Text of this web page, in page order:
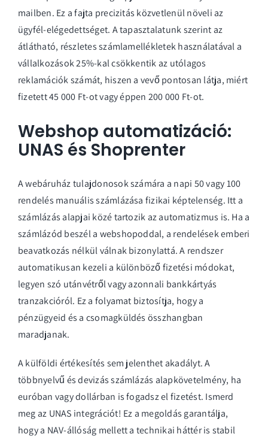
mailben. Ez a fajta precizitás közvetlenül növeli az
ügyfél-elégedettséget. A tapasztalatunk szerint az
átlátható, részletes számlamellékletek használatával a
vállalkozások 25%-kal csökkentik az utólagos
reklamációk számát, hiszen a vevő pontosan látja, miért
fizetett 45 000 Ft-ot vagy éppen 200 000 Ft-ot.
Webshop automatizáció:
UNAS és Shoprenter
A webáruház tulajdonosok számára a napi 50 vagy 100
rendelés manuális számlázása fizikai képtelenség. Itt a
számlázás alapjai közé tartozik az automatizmus is. Ha a
számlázód beszél a webshopoddal, a rendelések emberi
beavatkozás nélkül válnak bizonylattá. A rendszer
automatikusan kezeli a különböző fizetési módokat,
legyen szó utánvétről vagy azonnali bankkártyás
tranzakcióról. Ez a folyamat biztosítja, hogy a
pénzügyeid és a csomagküldés összhangban
maradjanak.
A külföldi értékesítés sem jelenthet akadályt. A
többnyelvű és devizás számlázás alapkövetelmény, ha
euróban vagy dollárban is fogadsz el fizetést. Ismerd
meg az UNAS integrációt! Ez a megoldás garantálja,
hogy a NAV-állóság mellett a technikai háttér is stabil